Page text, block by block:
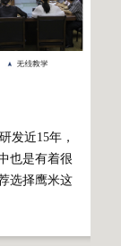
发近15年，
也是有着很
选择鹰米这